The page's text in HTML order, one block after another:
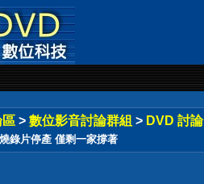
區 > 數位影音討論群組 > DVD 討
錄片停產 僅剩一家撐著